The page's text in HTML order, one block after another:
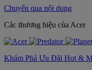
Chuyển qua nội dung
‌Các thương hiệu của Acer
Khám Phá Ưu Đãi Hot &